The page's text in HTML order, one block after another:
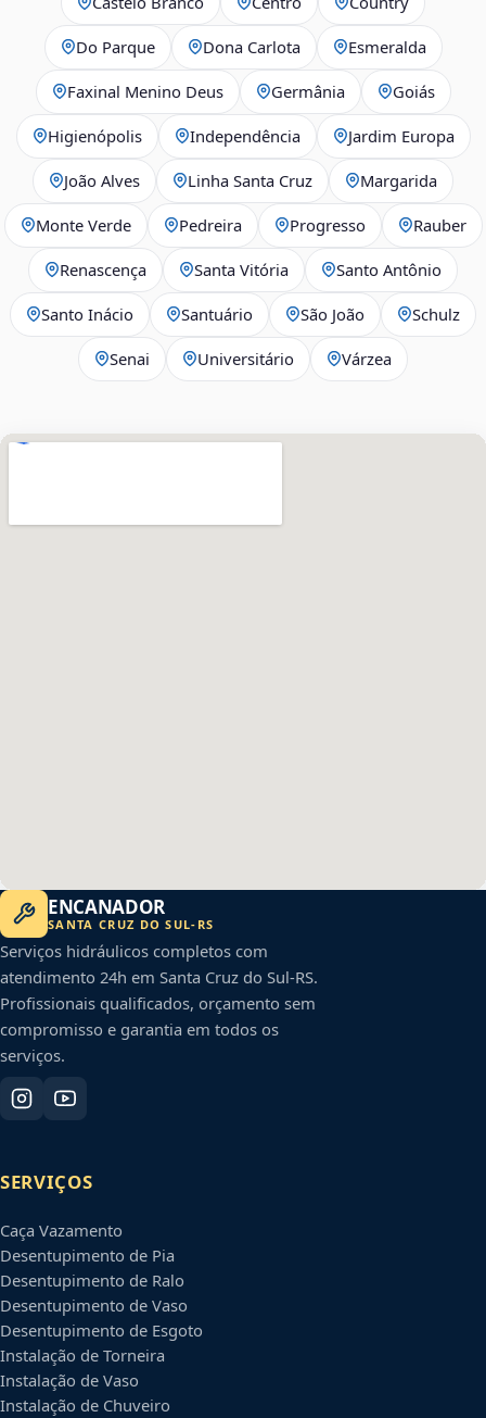
Do Parque Dona Carlota Esmeralda
Faxinal Menino Deus Germânia Goiás
Higienópolis Independência Jardim Europa
João Alves Linha Santa Cruz Margarida
Monte Verde Pedreira Progresso Rauber
Renascença Santa Vitória Santo Antônio
Santo Inácio Santuário São João Schulz
Senai Universitário Várzea
ENCANADOR
SANTA CRUZ DO SUL- RS
Serviços hidráulicos completos com
atendimento 24h em Santa Cruz do Sul-RS.
Profissionais qualificados, orçamento sem
compromisso e garantia em todos os
serviços.
SERVIÇOS
Caça Vazamento
Desentupimento de Pia
Desentupimento de Ralo
Desentupimento de Vaso
Desentupimento de Esgoto
Instalação de Torneira
Instalação de Vaso
Instalação de Chuveiro